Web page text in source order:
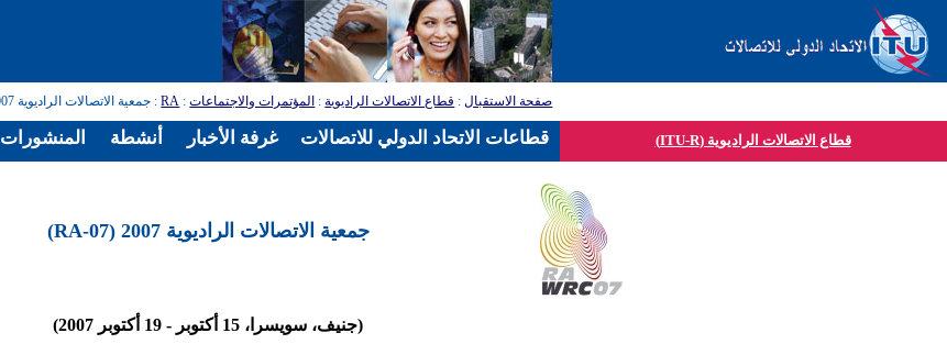
صفحة الاستقبال: قطاع الاتصالات الراديوية: المؤتمرات والاجتماعات:
RA: جمعية الاتصالات الراديوية 2007 (RA-07)
قطاع الاتصالات الراديوية (ITU-R)
جمعية الاتصالات الراديوية 2007 (RA-07)
(جنيف، سويسرا، 15 أكتوبر - 19 أكتوبر 2007)
المنشورات أنشطة غرفة الأخبار قطاعات الاتحاد الدولي للاتصالات